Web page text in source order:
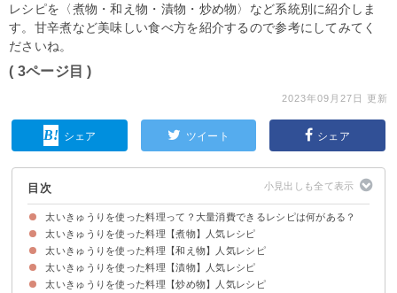
レシピを〈煮物・和え物・漬物・炒め物〉など系統別に紹介しま
す。甘辛煮など美味しい食べ方を紹介するので参考にしてみてく
ださいね。
( 3ページ目 )
2023年09月27日 更新
シェア ツイート シェア
目次
太いきゅうりを使った料理って？大量消費できるレシピは何がある？
太いきゅうりを使った料理【煮物】人気レシピ
①白だしで煮る煮物
②大量消費できる太いきゅうりのあんかけ
③めんつゆを使ったおばけきゅうりの煮物
④太いきゅうりと牛肉の甘辛煮
⑤太いきゅうりと鯖缶の煮物
⑥太いきゅうりのスープ煮
太いきゅうりを使った料理【和え物】人気レシピ
①太いきゅうりの酢味噌和え
②太いきゅうりの塩昆布和え
③おばけきゅうりでも美味しいなめたけ和え
④太いきゅうりの旨味和え
⑤子供が喜ぶ太いきゅうりとツナのマヨネーズ和え
⑥太いきゅうりとたことトマトのじゃこ和え
太いきゅうりを使った料理【漬物】人気レシピ
①バルサミコ酢を使った太いきゅうりの漬物
②太いきゅうりの浅漬け
③太いきゅうりの中華風漬物
④太いきゅうりの減塩漬物
⑤太いきゅうりを大量消費できる醤油漬け
太いきゅうりを使った料理【炒め物】人気レシピ